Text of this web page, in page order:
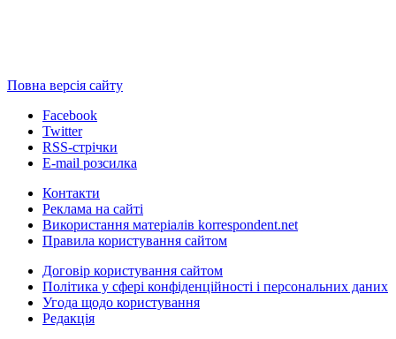
Повна версія сайту
Facebook
Twitter
RSS-стрічки
E-mail розсилка
Контакти
Реклама на сайті
Використання матеріалів korrespondent.net
Правила користування сайтом
Договір користування сайтом
Політика у сфері конфіденційності і персональних даних
Угода щодо користування
Редакція